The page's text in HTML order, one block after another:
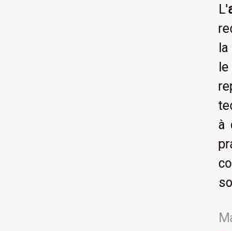
L'
la
à